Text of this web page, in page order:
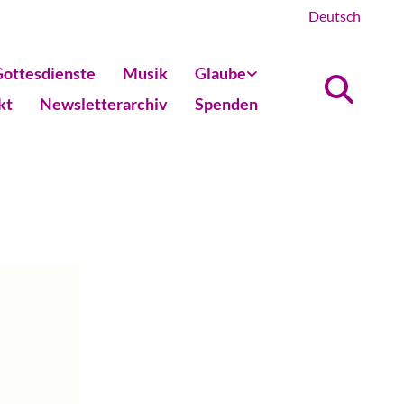
Deutsch
Musik
Glaube
Newsletterarchiv Spenden